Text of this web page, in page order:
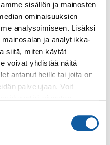
sisällön ja mainosten
ominaisuuksien
analysoimiseen. Lisäksi
ja analytiikka-
siitä, miten käytät
voivat yhdistää näitä
antanut heille tai joita on
palvelujaan. Voit